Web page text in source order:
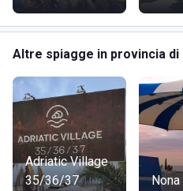
Altre spiagge in provincia di
Adriatic Village
35/36/37